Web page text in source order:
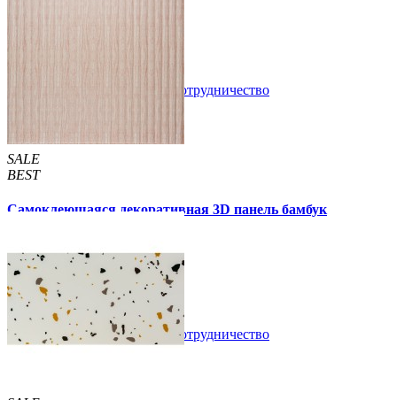
Сотрудничество
SALE
BEST
Самоклеющаяся декоративная 3D панель бамбук
129 грн. /шт 160 грн. /шт
Купить В закладки Сотрудничество